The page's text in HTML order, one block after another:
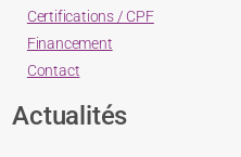
Certifications / CPF
Financement
Contact
Actualités